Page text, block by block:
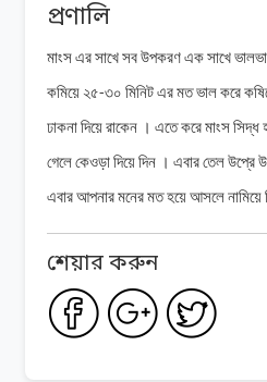
প্রণালি
মাংসএরসাখেসবউপকরণএকসাখে
কমিয়ে ২৫-৩০ মিনিটএরমতভালকরে
ঢাকনাদিয়েরাকেন । এতেকরেমাংসসিদ্ধ
গেলেকেওড়াদিয়েদিন । এবারতেলউপ্রে
এবারআপনারমনেরমতহয়েআসলেনামিয়ে
শেয়ার করুন